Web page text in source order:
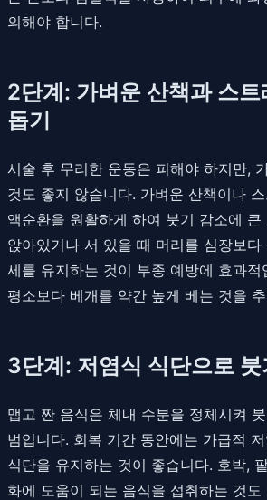
의해야 합니다.
2단계: 가벼운 산책과 스
돕기
시술 후 무리한 운동은 피해야 하지만,
것도 좋지 않습니다. 가벼운 산책이나
액순환을 원활하게 하여 붓기 감소에 큰
앉아있거나 서 있을 때 머리를 심장보
세를 유지하는 것이 부종 예방에 효과적
평소보다 베개를 약간 높게 베는 것을
3단계: 저염식 식단으로 붓
맵고 짠 음식은 체내 수분을 정체시켜
범입니다. 회복 기간 동안에는 가급적
식단을 유지하는 것이 좋습니다. 호박,
화에 도움이 되는 음식을 섭취하는 것도